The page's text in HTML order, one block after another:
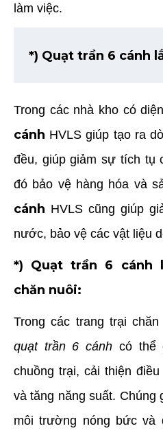
làm việc.
*) Quạt trần 6 cánh
Trong các nhà kho có
cánh HVLS giúp tạo ra
đều, giúp giảm sự tích tụ
đó bảo vệ hàng hóa và
cánh HVLS cũng giúp
nước, bảo vệ các vật liệu
*) Quạt trần 6 cánh
chăn nuôi:
Trong các trang trại
quạt trần 6 cánh có thể
chuồng trại, cải thiện
và tăng năng suất. Chúng
môi trường nóng bức và